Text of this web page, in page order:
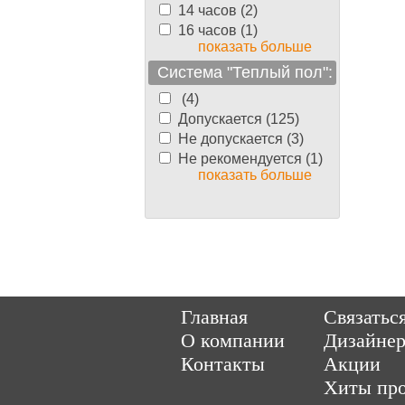
14 часов (2)
16 часов (1)
показать больше
Система "Теплый пол":
(4)
Допускается (125)
Не допускается (3)
Не рекомендуется (1)
показать больше
Главная
О компании
Контакты
Акции
Хиты